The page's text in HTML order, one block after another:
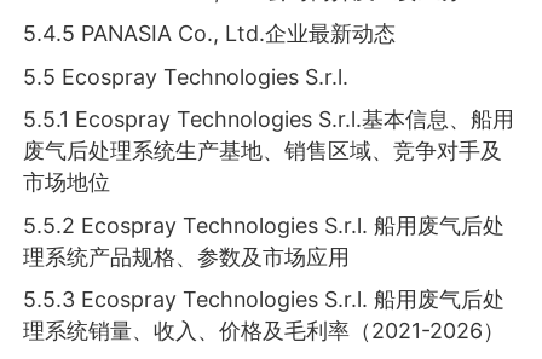
5.4.5 PANASIA Co., Ltd.企业最新动态
5.5 Ecospray Technologies S.r.l.
5.5.1 Ecospray Technologies S.r.l.基本信息、船用
废气后处理系统生产基地、销售区域、竞争对手及
市场地位
5.5.2 Ecospray Technologies S.r.l. 船用废气后处
理系统产品规格、参数及市场应用
5.5.3 Ecospray Technologies S.r.l. 船用废气后处
理系统销量、收入、价格及毛利率（2021-2026）